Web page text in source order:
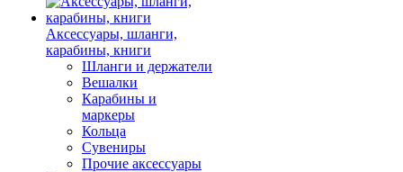
Аксессуары, шланги,
карабины, книги
Шланги и держатели
Вешалки
Карабины и
маркеры
Кольца
Сувениры
Прочие аксессуары